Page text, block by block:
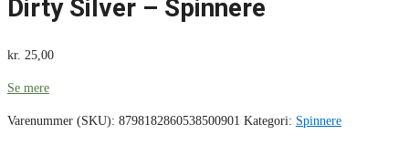
Dirty Silver – Spinnere
kr. 25,00
Se mere
Varenummer (SKU): 8798182860538500901 Kategori: Spinnere